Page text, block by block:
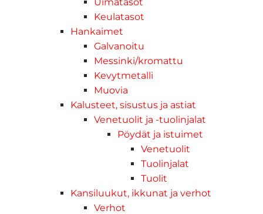
Keulatasot
Hankaimet
Galvanoitu
Messinki/kromattu
Kevytmetalli
Muovia
Kalusteet, sisustus ja astiat
Venetuolit ja -tuolinjalat
Pöydät ja istuimet
Venetuolit
Tuolinjalat
Tuolit
Kansiluukut, ikkunat ja verhot
Verhot